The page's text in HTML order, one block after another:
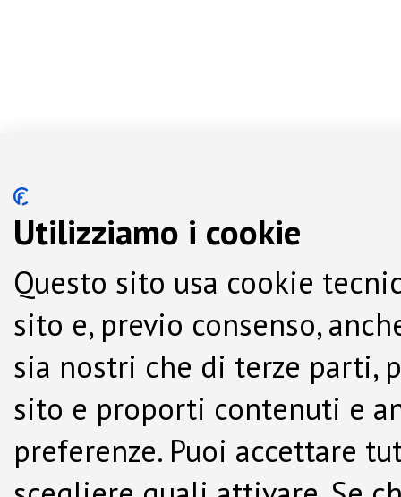
Utilizziamo i cookie
Questo sito usa cookie
sito e, previo consenso,
sia nostri che di terze parti,
sito e proporti contenuti e
preferenze. Puoi accettare